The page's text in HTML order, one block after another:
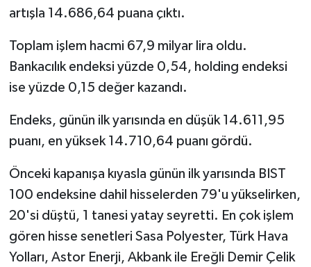
artışla 14.686,64 puana çıktı.
Toplam işlem hacmi 67,9 milyar lira oldu.
Bankacılık endeksi yüzde 0,54, holding endeksi
ise yüzde 0,15 değer kazandı.
Endeks, günün ilk yarısında en düşük 14.611,95
puanı, en yüksek 14.710,64 puanı gördü.
Önceki kapanışa kıyasla günün ilk yarısında BIST
100 endeksine dahil hisselerden 79'u yükselirken,
20'si düştü, 1 tanesi yatay seyretti. En çok işlem
gören hisse senetleri Sasa Polyester, Türk Hava
Yolları, Astor Enerji, Akbank ile Ereğli Demir Çelik